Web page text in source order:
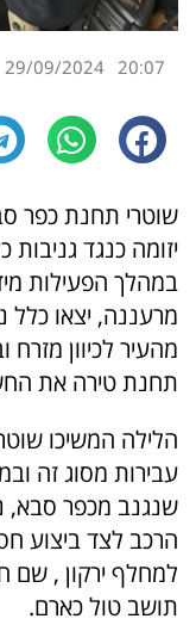
20:07
29/09/2024
שוטרי תחנת כפר
יזומה כנגד
במהלך הפעילות
מרעננה, יצאו כלל
מהעיר לכיוון
תחנת טירה את
הלילה המשיכו
עבירות מסוג זה
שנגנב מכפר סבא,
הרכב לצד ביצוע
למחלף ירקון , שם
תושב טול כארם.